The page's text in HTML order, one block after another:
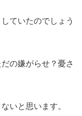
ていたのでしょう
の嫌がらせ？憂さ
いと思います。